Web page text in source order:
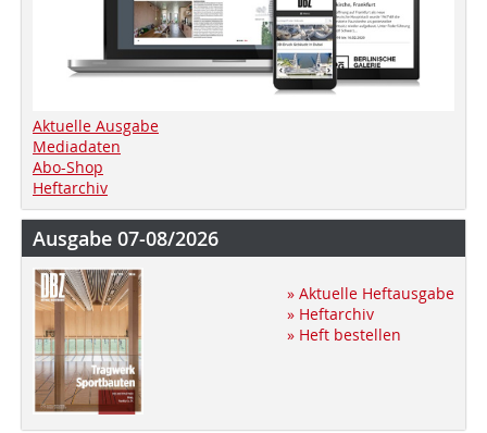
Aktuelle Ausgabe
Mediadaten
Abo-Shop
Heftarchiv
Ausgabe 07-08/2026
» Aktuelle Heftausgabe
» Heftarchiv
» Heft bestellen